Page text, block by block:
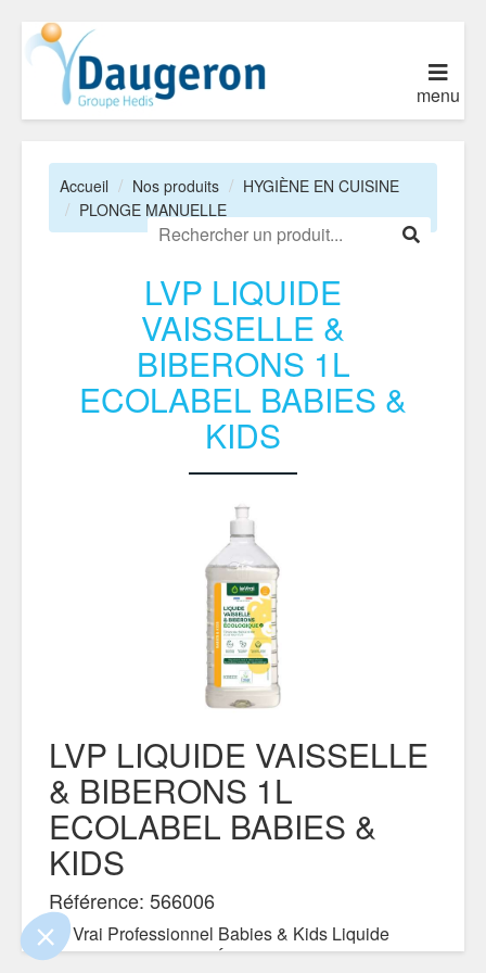
de ce site vous intéresse
aimerait bien vous accompagner
par
menu
Accueil Nos produits
HYGIÈNE EN CUISINE
PLONGE MANUELLE
LVP LIQUIDE
VAISSELLE &
BIBERONS 1L
ECOLABEL BABIES &
KIDS
LVP LIQUIDE VAISSELLE
& BIBERONS 1L
ECOLABEL BABIES &
KIDS
Référence: 566006
Le Vrai Professionnel Babies & Kids Liquide
Vaisselle & Biberons Écologique 1L. Formule ultra